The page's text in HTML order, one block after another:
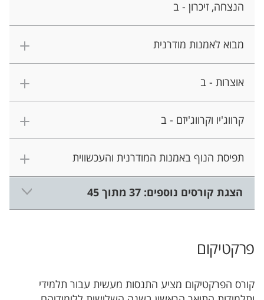
הנצחה, זיכרון - ב
מבוא לאמנות מודרנית
אוצרות - ב
קרווג'יו וקרווג'יזם - ב
תפיסת הנוף באמנות המודרנית והעכשווית
הצגת קורסים נוספים: 37 מתוך 45
פרקטיקום
קורס הפרקטיקום מציע התנסות מעשית עבור תלמידי